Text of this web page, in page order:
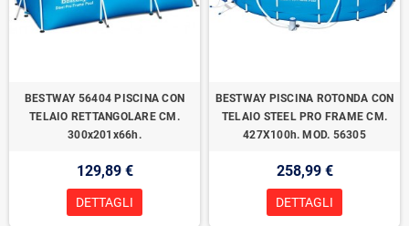
BESTWAY 56404 PISCINA CON
TELAIO RETTANGOLARE CM.
300x201x66h.
129,89 €
DETTAGLI
BESTWAY PISCINA ROTONDA CON
TELAIO STEEL PRO FRAME CM.
427X100h. MOD. 56305
258,99 €
DETTAGLI